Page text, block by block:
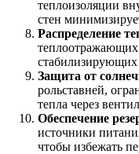
теплоизоляции
стен
Распределение
теплоотражающих
стабилизирующих
Защита от
рольставней,
тепла через
Обеспечение
источники
чтобы избежать